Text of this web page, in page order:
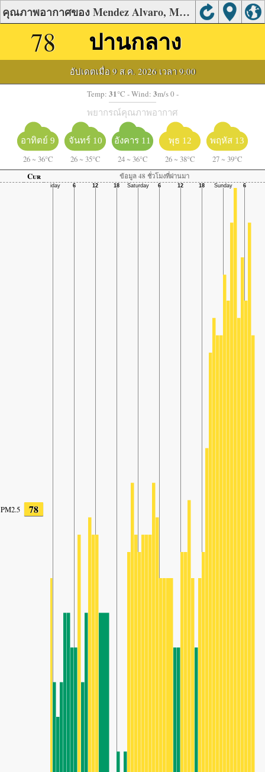
คุณภาพอากาศของ Mendez Alvaro, Madrid
78 ปานกลาง
อัปเดตเมื่อ 9 ส.ค. 2026 เวลา 9:00
Temp: 31°C - Wind: 3m/s 0 -
พยากรณ์คุณภาพอากาศ
อาทิตย์ 9
26 ~ 36°C
จันทร์ 10
26 ~ 35°C
อังคาร 11
24 ~ 36°C
พุธ 12
26 ~ 38°C
พฤหัส 13
27 ~ 39°C
Cur
ข้อมูล 48 ชั่วโมงที่ผ่านมา
PM2.5 78